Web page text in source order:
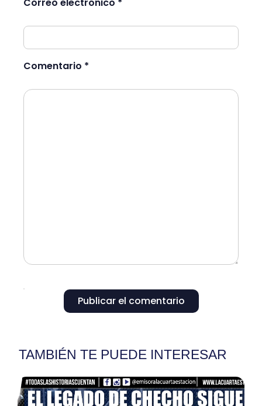
Comentario *
Publicar el comentario
TAMBIÉN TE PUEDE INTERESAR